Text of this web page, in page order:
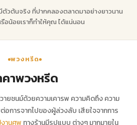
ตัวต้นจริง ที่ปากคลองตลาดมาอย่างยาวนาน
อน้อยเราก็ทำให้คุณ ได้แน่นอน
พวงหรีด
คาพวงหรีด
ยชนม์ด้วยความเคารพ ความคิดถึง ความ
การจากไปของผู้ล่วงลับ เสียใจจากการ
านศพ ทางร้านมีรูปแบบ ต่างๆ มากมายใน